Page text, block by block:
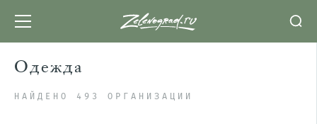
Одежда
НАЙДЕНО 493 ОРГАНИЗАЦИИ